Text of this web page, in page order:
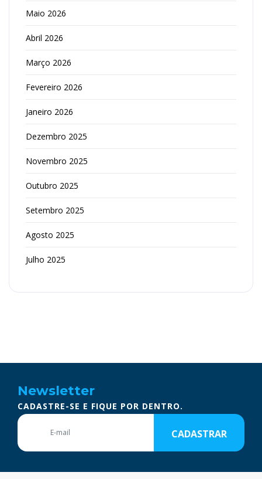
Maio 2026
Abril 2026
Março 2026
Fevereiro 2026
Janeiro 2026
Dezembro 2025
Novembro 2025
Outubro 2025
Setembro 2025
Agosto 2025
Julho 2025
Newsletter
CADASTRE-SE E FIQUE POR DENTRO.
CADASTRAR